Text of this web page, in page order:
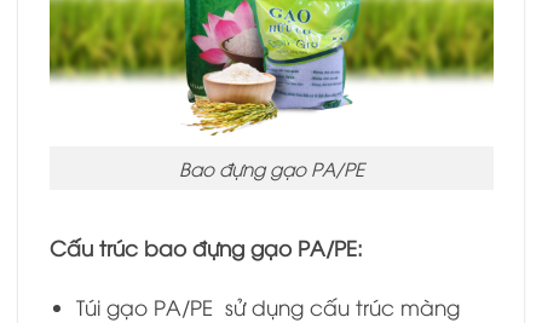
Bao đựng gạo PA/PE
Cấu trúc bao đựng gạo PA/PE:
Túi gạo PA/PE sử dụng cấu trúc màng